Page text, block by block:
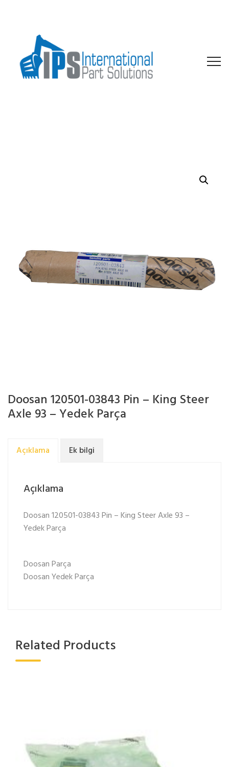
Doosan 120501-03843 Pin – King Steer
Axle 93 – Yedek Parça
Açıklama Ek bilgi
Açıklama
Doosan 120501-03843 Pin – King Steer Axle 93 –
Yedek Parça
Doosan Parça
Doosan Yedek Parça
Related Products